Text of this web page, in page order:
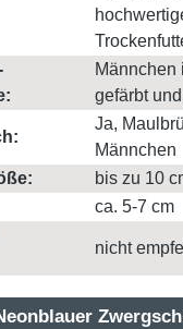
Männchen
gefärbt
Ja,
Männchen
bis zu 10
ca. 5-7 cm
nicht